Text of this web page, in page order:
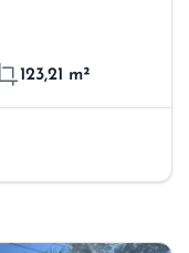
123,21 m²